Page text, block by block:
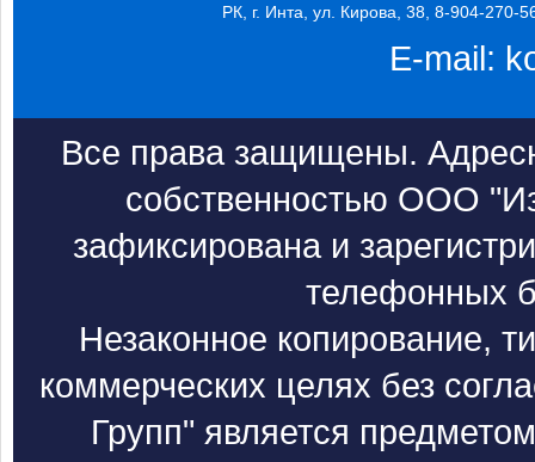
РК, г. Инта, ул. Кирова, 38, 8-904-270-
E-mail:
Все права защищены.
собственностью ООО
зафиксирована и
телефонных
Незаконное копирование,
коммерческих целях без
Групп" является